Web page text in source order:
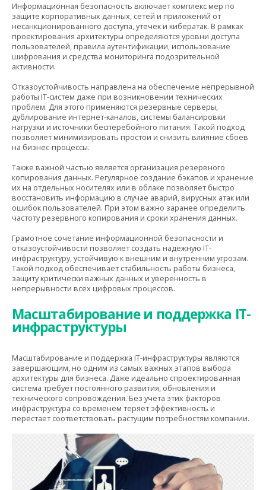
Информационная безопасность включает комплекс мер по
защите корпоративных данных, сетей и приложений от
несанкционированного доступа, утечек и кибератак. В рамках
проектирования архитектуры определяются уровни доступа
пользователей, правила аутентификации, использование
шифрования и средства мониторинга подозрительной
активности.
Отказоустойчивость направлена на обеспечение непрерывной
работы IT-систем даже при возникновении технических
проблем. Для этого применяются резервные серверы,
дублирование интернет-каналов, системы балансировки
нагрузки и источники бесперебойного питания. Такой подход
позволяет минимизировать простои и снизить влияние сбоев
на бизнес-процессы.
Также важной частью является организация резервного
копирования данных. Регулярное создание бэкапов и хранение
их на отдельных носителях или в облаке позволяет быстро
восстановить информацию в случае аварий, вирусных атак или
ошибок пользователей. При этом важно заранее определить
частоту резервного копирования и сроки хранения данных.
Грамотное сочетание информационной безопасности и
отказоустойчивости позволяет создать надежную IT-
инфраструктуру, устойчивую к внешним и внутренним угрозам.
Такой подход обеспечивает стабильность работы бизнеса,
защиту критически важных данных и уверенность в
непрерывности всех цифровых процессов.
Масштабирование и поддержка IT-
инфраструктуры
Масштабирование и поддержка IT-инфраструктуры являются
завершающим, но одним из самых важных этапов выбора
архитектуры для бизнеса. Даже идеально спроектированная
система требует постоянного развития, обновления и
технического сопровождения. Без учета этих факторов
инфраструктура со временем теряет эффективность и
перестает соответствовать растущим потребностям компании.